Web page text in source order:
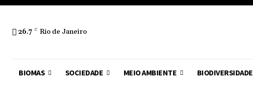
26.7 C Rio de Janeiro
BIOMAS SOCIEDADE MEIO AMBIENTE BIODIVERSIDADE